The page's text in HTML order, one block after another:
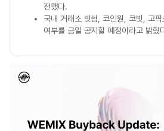
전했다.
국내 거래소 빗썸, 코인원, 코빗, 고팍
여부를 금일 공지할 예정이라고 밝혔